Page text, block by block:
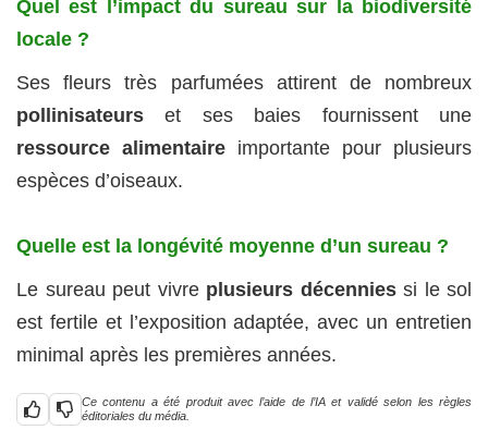
Quel est l’impact du sureau sur la biodiversité
locale ?
Ses fleurs très parfumées attirent de nombreux
pollinisateurs et ses baies fournissent une
ressource alimentaire importante pour plusieurs
espèces d’oiseaux.
Quelle est la longévité moyenne d’un sureau ?
Le sureau peut vivre plusieurs décenniessi le sol
est fertile et l’exposition adaptée, avec un entretien
minimal après les premières années.
Ce contenu a été produit avec l’aide de l’IA et validé selon les règles
éditoriales du média.